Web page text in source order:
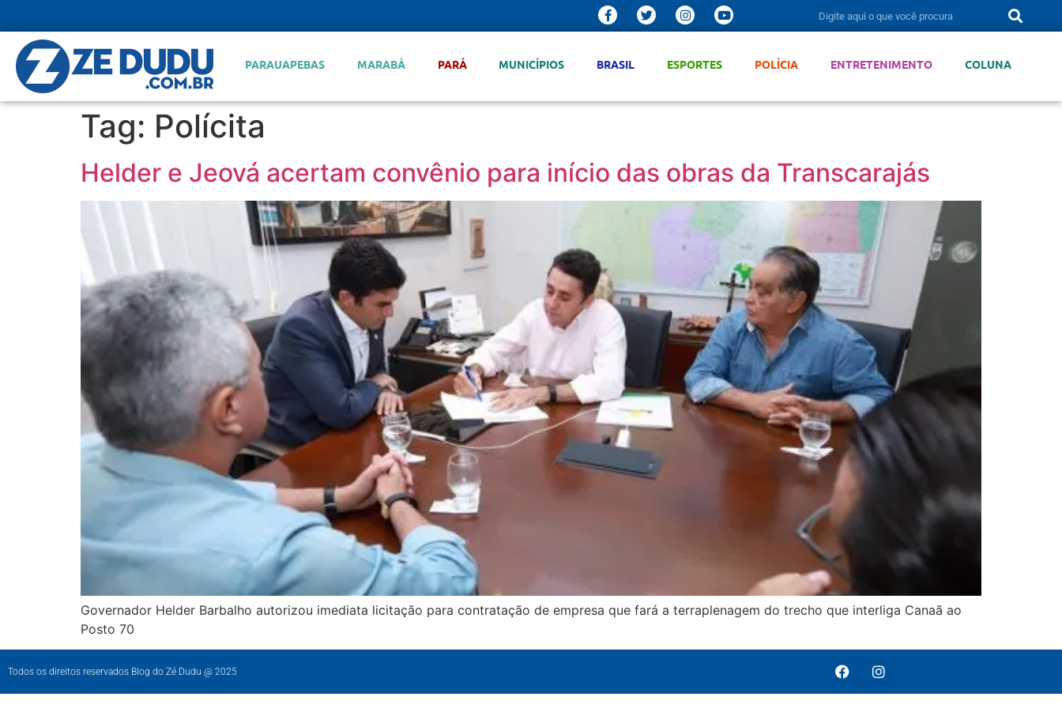
PARAUAPEBAS MARABÁ PARÁ MUNICÍPIOS BRASIL ESPORTES POLÍCIA ENTRETENIMENTO COLUNA
Tag: Polícita
Helder e Jeová acertam convênio para início das obras da Transcarajás
Governador Helder Barbalho autorizou imediata licitação para contratação de empresa que fará a terraplenagem do trecho que interliga Canaã ao
Posto 70
Todos os direitos reservados Blog do Zé Dudu @ 2025